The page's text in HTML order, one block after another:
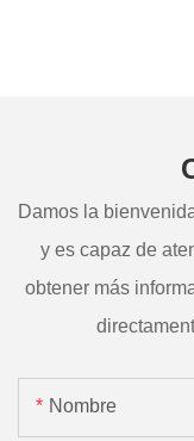
Damos la
y es capaz de
obtener más
Nombre